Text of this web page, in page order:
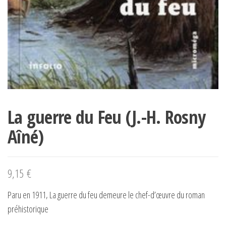
La guerre du Feu (J.-H. Rosny
Aîné)
9,15 €
Paru en 1911, La guerre du feu demeure le chef-d’œuvre du roman
préhistorique